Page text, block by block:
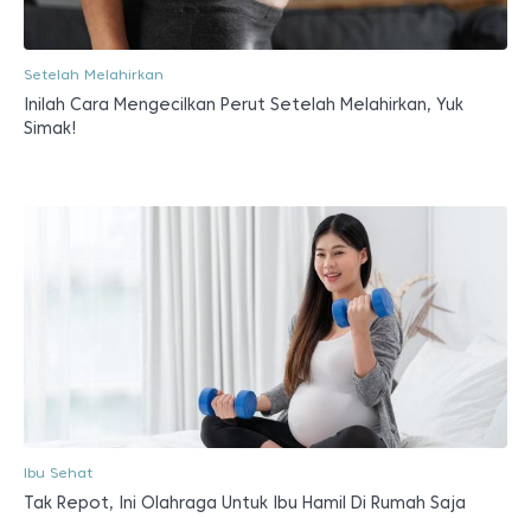
Setelah Melahirkan
Inilah Cara Mengecilkan Perut Setelah Melahirkan, Yuk
Simak!
Ibu Sehat
Tak Repot, Ini Olahraga Untuk Ibu Hamil Di Rumah Saja